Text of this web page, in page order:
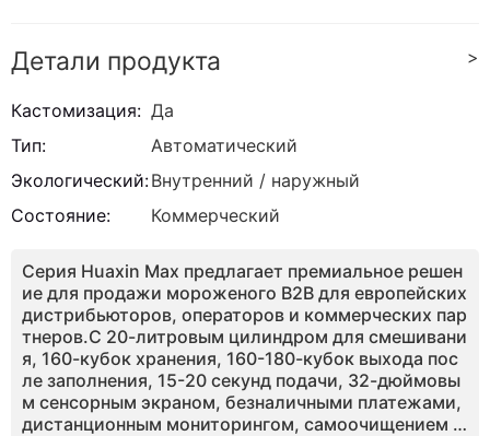
Детали продукта >
Кастомизация: Да
Тип:
Автоматический
Экологический:Внутренний / наружный
Состояние:
Коммерческий
Серия Huaxin Max предлагает премиальное решен
ие для продажи мороженого B2B для европейских
дистрибьюторов, операторов и коммерческих пар
тнеров.С 20-литровым цилиндром для смешивани
я, 160-кубок хранения, 160-180-кубок выхода пос
ле заполнения, 15-20 секунд подачи, 32-дюймовы
м сенсорным экраном, безналичными платежами,
дистанционным мониторингом, самоочищением и